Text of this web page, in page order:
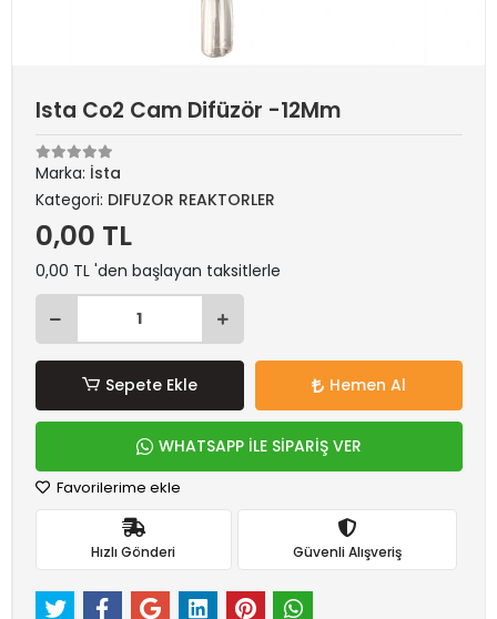
Ista Co2 Cam Difüzör -12Mm
Marka: İsta
Kategori: DIFUZOR REAKTORLER
0,00 TL
0,00 TL 'den başlayan taksitlerle
Sepete Ekle Hemen Al
WHATSAPP İLE SİPARİŞ VER
Favorilerime ekle
Hızlı Gönderi Güvenli Alışveriş